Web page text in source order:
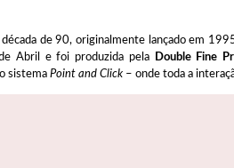
década de 90, originalmente lançado em
Abril e foi produzida pela Double Fine
sistema Point and Click – onde toda a